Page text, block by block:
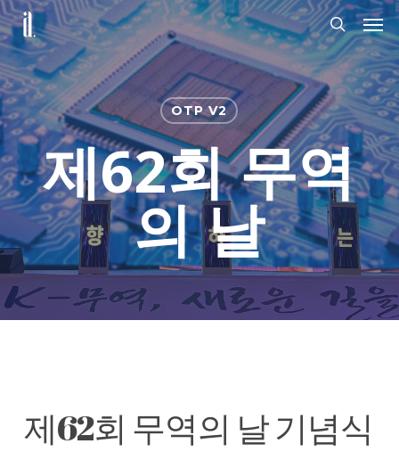
Skip
to
main
content
search
OTP V2
제62회 무역
의 날
제62회 무역의 날 기념식